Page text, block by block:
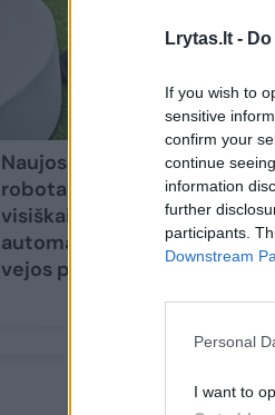
Lrytas.lt -
If you wish to
sensitive
confirm your
continue
information
further
participants.
Downstream
Personal
I want to
Naujos serijos vejos
robotai: prasideda
visiškai
automatizuotos
vejos priežiūros era